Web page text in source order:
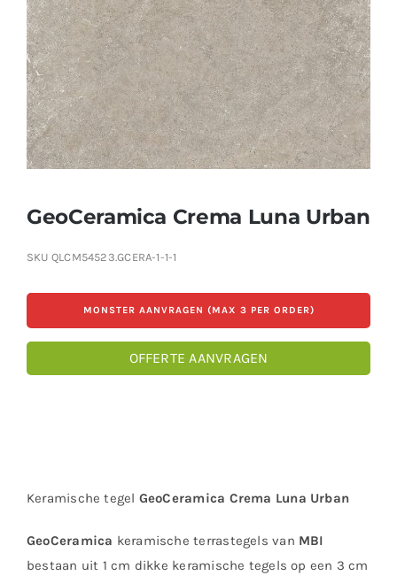
Contact
Offerte aanvragen
GeoCeramica Crema Luna Urban
SKU QLCM54523.GCERA-1-1-1
MONSTER AANVRAGEN (MAX 3 PER ORDER)
OFFERTE AANVRAGEN
Keramische tegel GeoCeramica Crema Luna Urban
GeoCeramica keramische terrastegels van MBI
bestaan uit 1 cm dikke keramische tegels op een 3 cm